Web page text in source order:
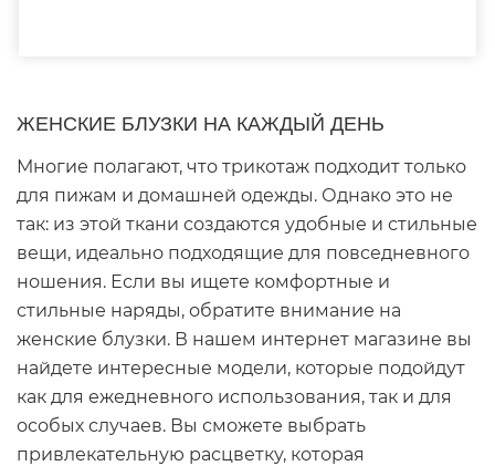
ЖЕНСКИЕ БЛУЗКИ НА КАЖДЫЙ ДЕНЬ
Многие полагают, что трикотаж подходит только
для пижам и домашней одежды. Однако это не
так: из этой ткани создаются удобные и стильные
вещи, идеально подходящие для повседневного
ношения. Если вы ищете комфортные и
стильные наряды, обратите внимание на
женские блузки. В нашем интернет магазине вы
найдете интересные модели, которые подойдут
как для ежедневного использования, так и для
особых случаев. Вы сможете выбрать
привлекательную расцветку, которая